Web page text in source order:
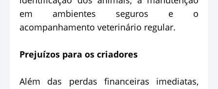
em ambientes seguros e o
acompanhamento veterinário regular.
Prejuízos para os criadores
Além das perdas financeiras imediatas,